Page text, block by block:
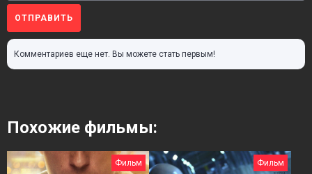
ОТПРАВИТЬ
Комментариев еще нет. Вы можете стать первым!
Похожие фильмы:
Фильм Фильм